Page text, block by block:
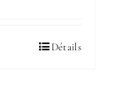
Détails